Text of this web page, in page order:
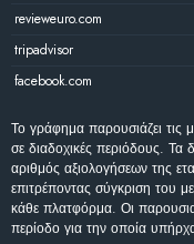
revieweuro.com
tripadvisor
facebook.com
Το γράφημα παρουσιάζει τις
σε διαδοχικές περιόδους.
αριθμός αξιολογήσεων της
επιτρέποντας σύγκριση του
κάθε πλατφόρμα. Οι
περίοδο για την οποία